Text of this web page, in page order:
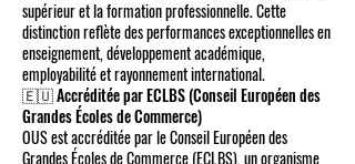
supérieur et la formation professionnelle. Cette
distinction reflète des performances exceptionnelles en
enseignement, développement académique,
employabilité et rayonnement international.
🇪🇺 Accréditée par ECLBS (Conseil Européen des
Grandes Écoles de Commerce)
OUS est accréditée par le Conseil Européen des
Grandes Écoles de Commerce (ECLBS), un organisme